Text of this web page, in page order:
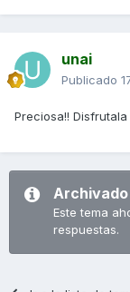
unai
Publicado
Preciosa!!
Archivado
Este tema
respuestas.